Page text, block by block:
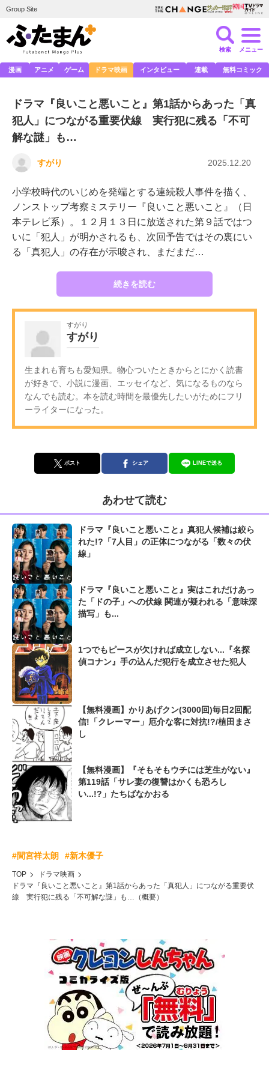
Group Site
検索 メニュー
漫画 アニメ ゲーム ドラマ映画 インタビュー 連載 無料コミック
ドラマ『良いこと悪いこと』第1話からあった「真
犯人」につながる重要伏線 実行犯に残る「不可
解な謎」も…
すがり 2025.12.20
小学校時代のいじめを発端とする連続殺人事件を描く、
ノンストップ考察ミステリー『良いこと悪いこと』（日
本テレビ系）。１２月１３日に放送された第９話ではつ
いに「犯人」が明かされるも、次回予告ではその裏にい
る「真犯人」の存在が示唆され、まだまだ…
続きを読む
すがり
すがり
生まれも育ちも愛知県。物心ついたときからとにかく読書
が好きで、小説に漫画、エッセイなど、気になるものなら
なんでも読む。本を読む時間を最優先したいがためにフリ
ーライターになった。
ポスト シェア LINEで送る
あわせて読む
ドラマ『良いこと悪いこと』真犯人候補は絞ら
れた!?「7人目」の正体につながる「数々の伏
線」
ドラマ『良いこと悪いこと』実はこれだけあっ
た「ドの子」への伏線 関連が疑われる「意味深
描写」も...
1つでもピースが欠ければ成立しない...『名探
偵コナン』手の込んだ犯行を成立させた犯人
【無料漫画】かりあげクン(3000回)毎日2回配
信!「クレーマー」厄介な客に対抗!?/植田まさ
し
【無料漫画】『そもそもウチには芝生がない』
第119話「サレ妻の復讐はかくも恐ろし
い...!?」たちばなかおる
#間宮祥太朗 #新木優子
TOP
ドラマ映画
ドラマ『良いこと悪いこと』第1話からあった「真犯人」につながる重要伏
線 実行犯に残る「不可解な謎」も…（概要）